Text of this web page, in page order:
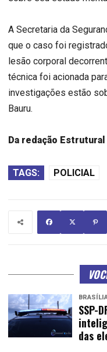
A Secretaria da
que o caso foi
lesão corporal
técnica foi acionada
investigações estão
Bauru.
Da redação
TAGS: POLICIAL
SSP-
das